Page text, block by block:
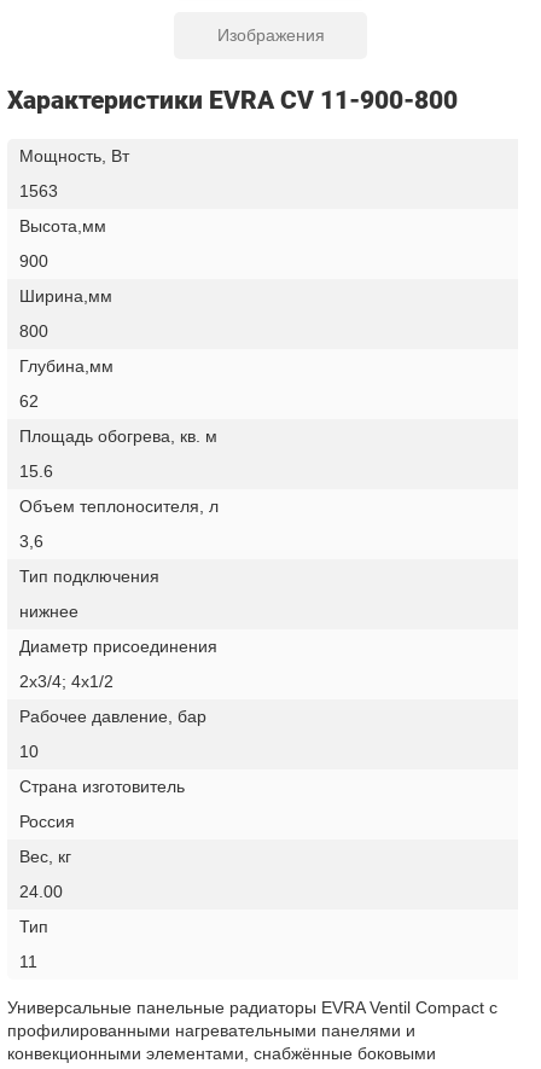
Изображения
Характеристики EVRA CV 11-900-800
Мощность, Вт
1563
Высота,мм
900
Ширина,мм
800
Глубина,мм
62
Площадь обогрева, кв. м
15.6
Объем теплоносителя, л
3,6
Тип подключения
нижнее
Диаметр присоединения
2х3/4; 4х1/2
Рабочее давление, бар
10
Страна изготовитель
Россия
Вес, кг
24.00
Тип
11
Универсальные панельные радиаторы EVRA Ventil Compact с
профилированными нагревательными панелями и
конвекционными элементами, снабжённые боковыми